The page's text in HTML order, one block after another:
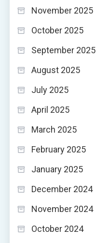
November 2025
October 2025
September 2025
August 2025
July 2025
April 2025
March 2025
February 2025
January 2025
December 2024
November 2024
October 2024